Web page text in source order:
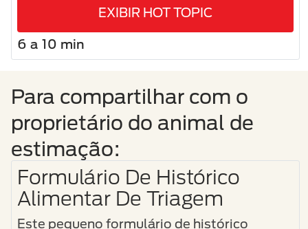
melhorar a saúde do microbioma, do
sistema gastrointestinal e do hospedeiro.
EXIBIR HOT TOPIC
6 a 10 min
Para compartilhar com o
proprietário do animal de
estimação:
Formulário De Histórico
Alimentar De Triagem
Este pequeno formulário de histórico